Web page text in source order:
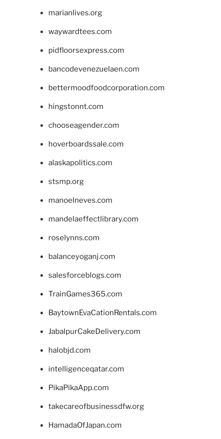
marianlives.org
waywardtees.com
pidfloorsexpress.com
bancodevenezuelaen.com
bettermoodfoodcorporation.com
hingstonnt.com
chooseagender.com
hoverboardssale.com
alaskapolitics.com
stsmp.org
manoelneves.com
mandelaeffectlibrary.com
roselynns.com
balanceyoganj.com
salesforceblogs.com
TrainGames365.com
BaytownEvaCationRentals.com
JabalpurCakeDelivery.com
halobjd.com
intelligenceqatar.com
PikaPikaApp.com
takecareofbusinessdfw.org
HamadaOfJapan.com